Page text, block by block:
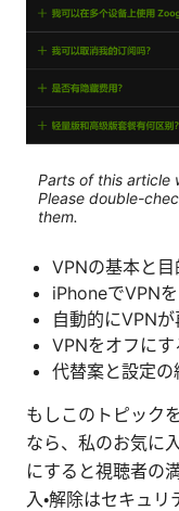
Parts of this article
Please double-
them.
VPNの基本と
iPhoneでVPN
自動的にVPN
VPNをオフに
代替案と設定の
もしこのトピック
なら、私のお気に
にすると視聴者の
入・解除はセキュ